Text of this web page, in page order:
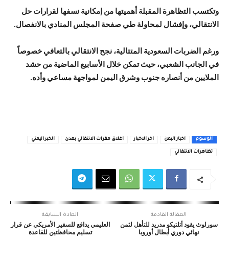
وتكتسب التظاهرة المقبلة أهميتها من إمكانية نسفها لقرارات حل
الانتقالي، وإفشال لمحاولة طي صفحة المجلس المنادي بالانفصال.
ورغم الضربات السعودية المتتالية، نجح الانتقالي بالتعافي خصوصاً
في الجانب الشعبي، حيث تمكن خلال الأسابيع الماضية من حشد
الملايين من أنصاره جنوب وشرق اليمن لمواجهة مساعي وأده.
الوسوم اخبار اليمن اخر الاخبار اغلاق مقرات الانتقالي بعدن الخبر اليمني
تظاهرات الانتقالي
المادة السابقة
العليمي يدافع للسفير الأمريكي عن قرار
تسليم محافظتين للقاعدة
المقالة القادمة
سورلوث يقود أتلتيكو مدريد للتأهل لثمن
نهائي دوري أبطال أوروبا